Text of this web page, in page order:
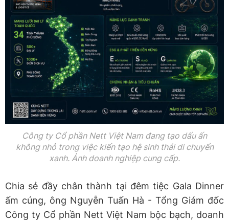
Công ty Cổ phần Nett Việt Nam đang tạo dấu ấn
không nhỏ trong việc kiến tạo hệ sinh thái di chuyển
xanh. Ảnh doanh nghiệp cung cấp.
Chia sẻ đầy chân thành tại đêm tiệc Gala Dinner
ấm cúng, ông Nguyễn Tuấn Hà - Tổng Giám đốc
Công ty Cổ phần Nett Việt Nam bộc bạch, doanh